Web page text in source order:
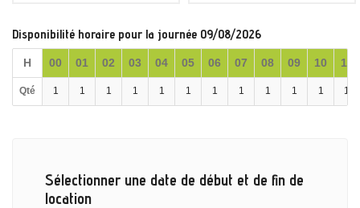
Disponibilité horaire pour la journée 09/08/2026
H 00 01 02 03 04 05 06 07 08 09 10 11
Qté 1 1 1 1 1 1 1 1 1 1 1 1
Sélectionner une date de début et de fin de
location